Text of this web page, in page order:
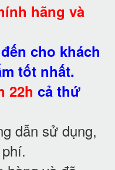
hãng và
cho khách
tốt nhất.
22h cả thứ
dẫn sử dụng,